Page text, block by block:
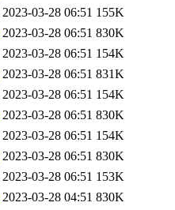
2023-03-28 06:51 155K
2023-03-28 06:51 830K
2023-03-28 06:51 154K
2023-03-28 06:51 831K
2023-03-28 06:51 154K
2023-03-28 06:51 830K
2023-03-28 06:51 154K
2023-03-28 06:51 830K
2023-03-28 06:51 153K
2023-03-28 04:51 830K